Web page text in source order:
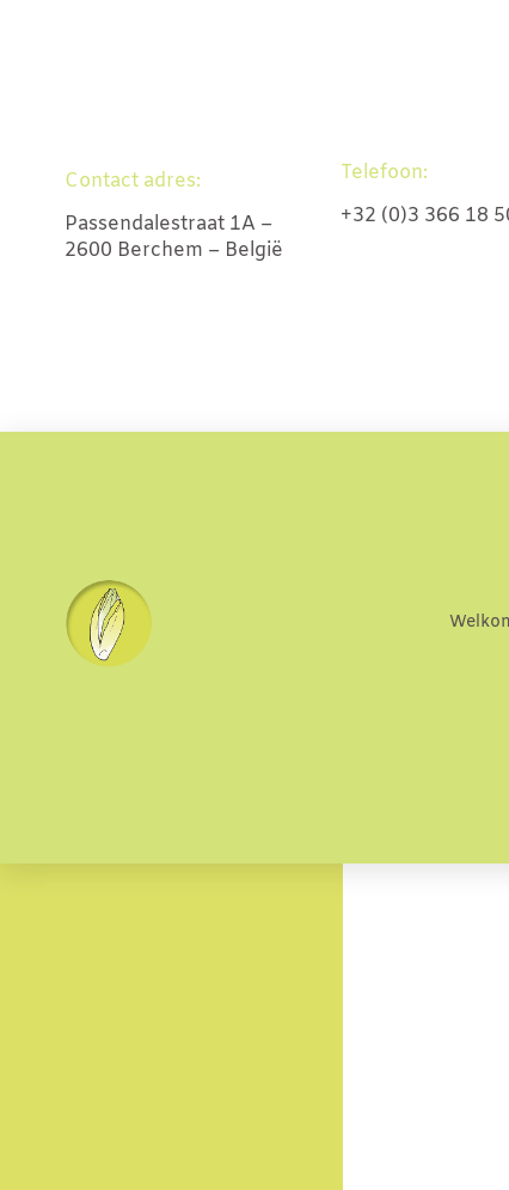
Contact adres:
Passendalestraat 1A –
2600 Berchem – België
Telefoon:
+32 (0)3 366 18